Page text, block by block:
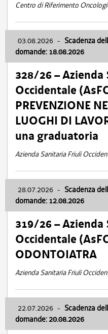
Centro di Riferimento
03.08.2026 - Scadenza
domande: 18.08.2026
328/26 –
Occidentale
PREVENZIONE
LUOGHI DI
una graduatoria
Azienda Sanitaria Friuli
28.07.2026 - Scadenza
domande: 12.08.2026
319/26 –
Occidentale
ODONTOIATRA
Azienda Sanitaria Friuli
22.07.2026 - Scadenza
domande: 20.08.2026